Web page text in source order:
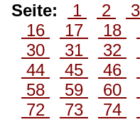
Seite: 1 2
16
17 18
30
31 32
44
45 46
58
59 60
72
73 74